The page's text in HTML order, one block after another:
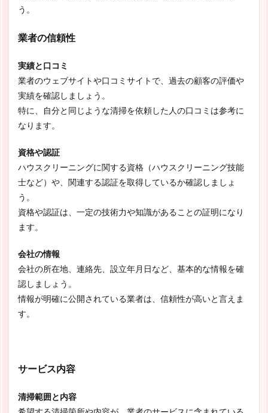
う。
業者の信頼性
実績と口コミ
業者のウェブサイトや口コミサイトで、過去の顧客の評価や
実績を確認しましょう。
特に、自分と同じような清掃を依頼した人の口コミは参考に
なります。
資格や認証
ハウスクリーニングに関する資格（ハウスクリーニング技能
士など）や、関連する認証を取得しているか確認しましょ
う。
資格や認証は、一定の技術力や知識があることの証明になり
ます。
会社の情報
会社の所在地、連絡先、設立年月日など、基本的な情報を確
認しましょう。
情報が明確に公開されている業者は、信頼性が高いと言えま
す。
サービス内容
清掃範囲と内容